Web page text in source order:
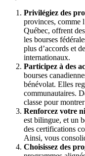
Privilégiez des
provinces, comme
Québec, offrent
les bourses
plus d’accords et
internationaux.
Participez à des
bourses
bénévolat. Elles
communautaires.
classe pour
Renforcez votre
est bilingue, et un
des certifications
Ainsi, vous
Choisissez des